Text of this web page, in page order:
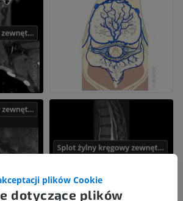
dotyczące plików
plików Cookie